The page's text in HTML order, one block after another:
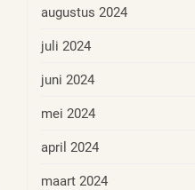
augustus 2024
juli 2024
juni 2024
mei 2024
april 2024
maart 2024